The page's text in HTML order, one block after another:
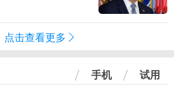
点击查看更多
手机 试用